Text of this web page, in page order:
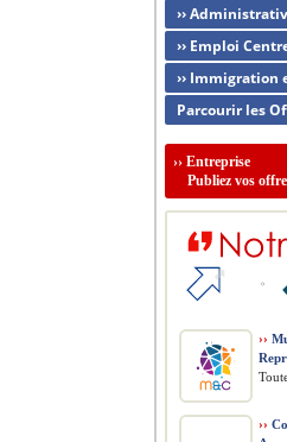
››
›› Emploi
››
Parcourir les
›› Entreprise
Publiez vos
››
››